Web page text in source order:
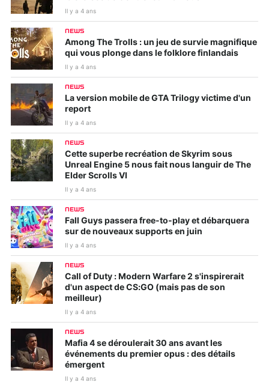
Il y a 4 ans
NEWS
Among The Trolls : un jeu de survie magnifique
qui vous plonge dans le folklore finlandais
Il y a 4 ans
NEWS
La version mobile de GTA Trilogy victime d'un
report
Il y a 4 ans
NEWS
Cette superbe recréation de Skyrim sous
Unreal Engine 5 nous fait nous languir de The
Elder Scrolls VI
Il y a 4 ans
NEWS
Fall Guys passera free-to-play et débarquera
sur de nouveaux supports en juin
Il y a 4 ans
NEWS
Call of Duty : Modern Warfare 2 s'inspirerait
d'un aspect de CS:GO (mais pas de son
meilleur)
Il y a 4 ans
NEWS
Mafia 4 se déroulerait 30 ans avant les
événements du premier opus : des détails
émergent
Il y a 4 ans